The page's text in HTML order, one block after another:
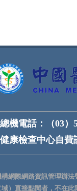
總機電話：
（03
健康檢查中心自費
網際網路資訊管理辦
）直接點閱者，不在此